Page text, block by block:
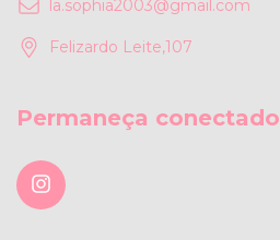
la.sophia2003@gmail.com
Felizardo Leite,107
Permaneça conectado